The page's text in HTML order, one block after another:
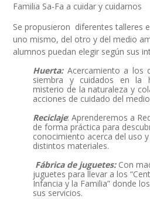
Familia Sa-Fa a cuidar y cuidarnos
Se propusieron diferentes talleres
uno mismo, del otro y del medio
alumnos puedan elegir según sus
Huerta:Acercamiento a los
siembra y cuidados en la
misterio de la naturaleza y
acciones de cuidado del
Reciclaje: Aprenderemos a
de forma práctica para
conocimiento acerca del uso
distintos materiales.
Fábrica de juguetes:Con
juguetes para llevar a los
Infancia y la Familia” donde
sus servicios.